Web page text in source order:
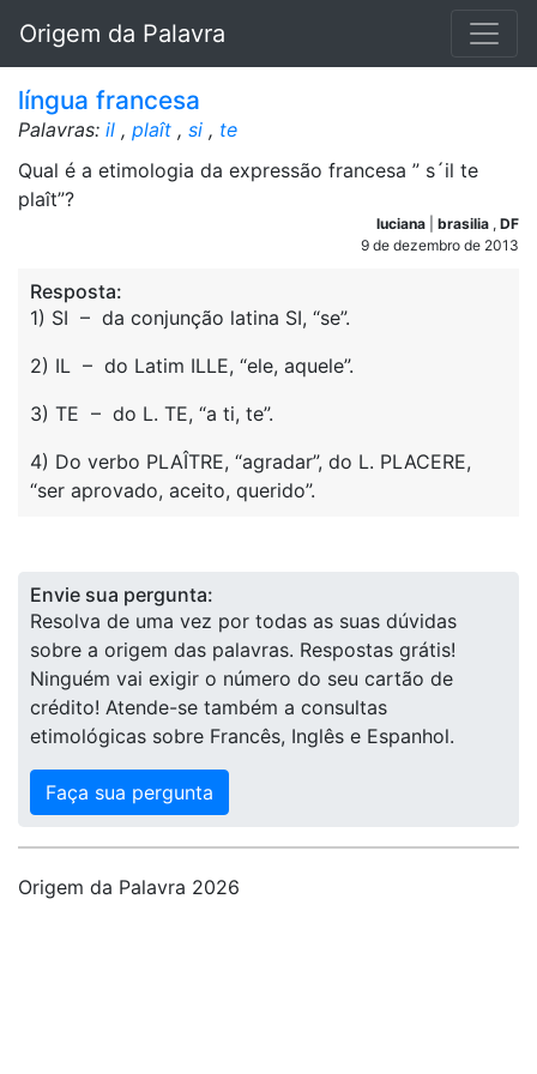
Origem da Palavra
língua francesa
Palavras: il , plaît , si , te
Qual é a etimologia da expressão francesa ” s´il te
plaît”?
luciana brasilia , DF
9 de dezembro de 2013
Resposta:
1) SI – da conjunção latina SI, “se”.
2) IL – do Latim ILLE, “ele, aquele”.
3) TE – do L. TE, “a ti, te”.
4) Do verbo PLAÎTRE, “agradar”, do L. PLACERE,
“ser aprovado, aceito, querido”.
Envie sua pergunta:
Resolva de uma vez por todas as suas dúvidas
sobre a origem das palavras. Respostas grátis!
Ninguém vai exigir o número do seu cartão de
crédito! Atende-se também a consultas
etimológicas sobre Francês, Inglês e Espanhol.
Faça sua pergunta
Origem da Palavra 2026